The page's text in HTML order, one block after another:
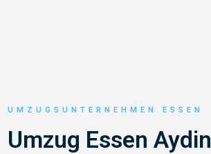
UMZUGSUNTERNEHMEN ESSEN
Umzug Essen Aydin